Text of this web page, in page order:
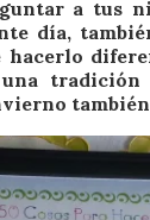
a tus
día,
hacerlo